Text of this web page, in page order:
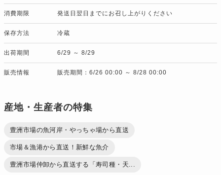
消費期限 発送日翌日までにお召し上がりください
保存方法 冷蔵
出荷期間 6/29 ～ 8/29
販売情報 販売期間：6/26 00:00 ～ 8/28 00:00
産地・生産者の特集
豊洲市場の魚河岸・やっちゃ場から直送
市場＆漁港から直送！新鮮な魚介
豊洲市場仲卸から直送する「寿司種・天...